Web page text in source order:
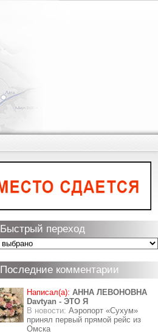
Быстрый переход
Последние комментарии
Написал(а): АННА ЛЕВОНОВНА
Davtyan - ЭТО Я
В новости: Аэропорт «Сухум»
принял первый прямой рейс из
Омска